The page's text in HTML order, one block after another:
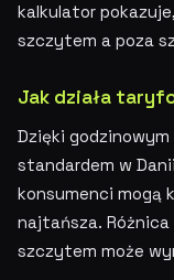
kalkulator
szczytem a poza
Jak działa
Dzięki
standardem w
konsumenci mogą
najtańsza.
szczytem może